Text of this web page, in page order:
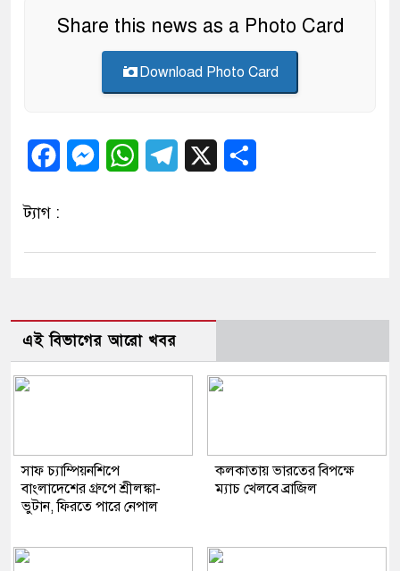
Share this news as a Photo Card
Download Photo Card
FacebookMessengerWhatsAppTelegram
ট্যাগ :
এই বিভাগের আরো খবর
সাফ চ্যাম্পিয়নশিপে
বাংলাদেশের গ্রুপে শ্রীলঙ্কা-
ভুটান, ফিরতে পারে নেপাল
কলকাতায় ভারতের বিপক্ষে
ম্যাচ খেলবে ব্রাজিল